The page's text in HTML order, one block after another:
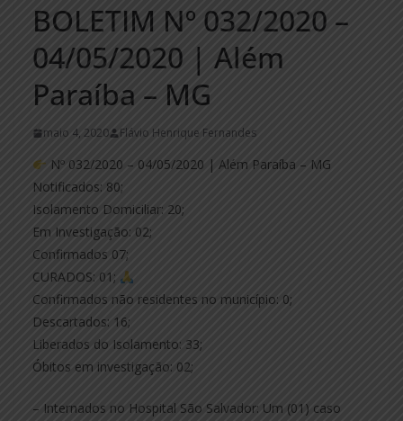
BOLETIM Nº 032/2020 –
04/05/2020 | Além
Paraíba – MG
maio 4, 2020 Flávio Henrique Fernandes
Nº 032/2020 – 04/05/2020 | Além Paraíba – MG
Notificados: 80;
Isolamento Domiciliar: 20;
Em Investigação: 02;
Confirmados 07;
CURADOS: 01;
Confirmados não residentes no município: 0;
Descartados: 16;
Liberados do Isolamento: 33;
Óbitos em investigação: 02;
– Internados no Hospital São Salvador: Um (01) caso